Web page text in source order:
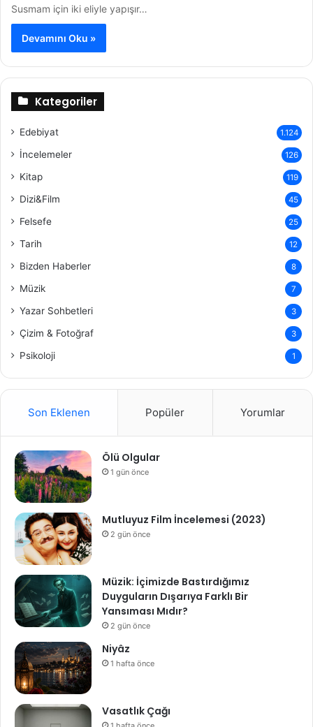
Susmam için iki eliyle yapışır…
Devamını Oku »
Kategoriler
Edebiyat 1.124
İncelemeler 126
Kitap 119
Dizi&Film 45
Felsefe 25
Tarih 12
Bizden Haberler 8
Müzik 7
Yazar Sohbetleri 3
Çizim & Fotoğraf 3
Psikoloji 1
Son Eklenen Popüler Yorumlar
Ölü Olgular
1 gün önce
Mutluyuz Film İncelemesi (2023)
2 gün önce
Müzik: İçimizde Bastırdığımız
Duyguların Dışarıya Farklı Bir
Yansıması Mıdır?
2 gün önce
Niyâz
1 hafta önce
Vasatlık Çağı